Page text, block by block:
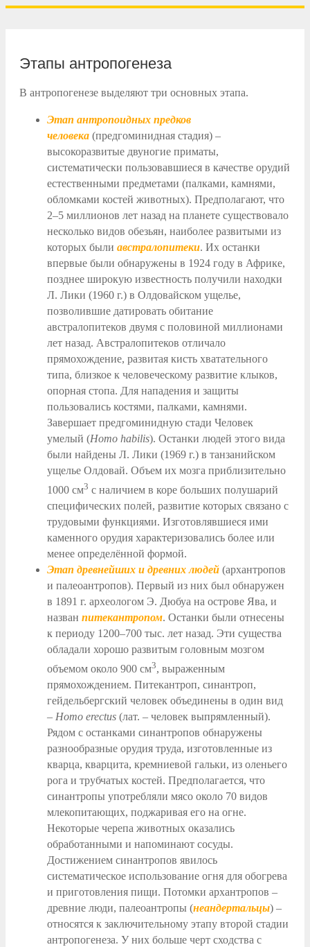
Этапы антропогенеза
В антропогенезе выделяют три основных этапа.
Этап антропоидных предков
человека (предгоминидная стадия) –
высокоразвитые двуногие приматы,
систематически пользовавшиеся в качестве орудий
естественными предметами (палками, камнями,
обломками костей животных). Предполагают, что
2–5 миллионов лет назад на планете существовало
несколько видов обезьян, наиболее развитыми из
которых были австралопитеки. Их останки
впервые были обнаружены в 1924 году в Африке,
позднее широкую известность получили находки
Л. Лики (1960 г.) в Олдовайском ущелье,
позволившие датировать обитание
австралопитеков двумя с половиной миллионами
лет назад. Австралопитеков отличало
прямохождение, развитая кисть хватательного
типа, близкое к человеческому развитие клыков,
опорная стопа. Для нападения и защиты
пользовались костями, палками, камнями.
Завершает предгоминидную стади Человек
умелый (Homo habilis). Останки людей этого вида
были найдены Л. Лики (1969 г.) в танзанийском
ущелье Олдовай. Объем их мозга приблизительно
1000 см3 с наличием в коре больших полушарий
специфических полей, развитие которых связано с
трудовыми функциями. Изготовлявшиеся ими
каменного орудия характеризовались более или
менее определённой формой.
Этап древнейших и древних людей (архантропов
и палеоантропов). Первый из них был обнаружен
в 1891 г. археологом Э. Дюбуа на острове Ява, и
назван питекантропом. Останки были отнесены
к периоду 1200–700 тыс. лет назад. Эти существа
обладали хорошо развитым головным мозгом
объемом около 900 см3, выраженным
прямохождением. Питекантроп, синантроп,
гейдельбергский человек объединены в один вид
– Homo erectus (лат. – человек выпрямленный).
Рядом с останками синантропов обнаружены
разнообразные орудия труда, изготовленные из
кварца, кварцита, кремниевой гальки, из оленьего
рога и трубчатых костей. Предполагается, что
синантропы употребляли мясо около 70 видов
млекопитающих, поджаривая его на огне.
Некоторые черепа животных оказались
обработанными и напоминают сосуды.
Достижением синантропов явилось
систематическое использование огня для обогрева
и приготовления пищи. Потомки архантропов –
древние люди, палеоантропы (неандертальцы) –
относятся к заключительному этапу второй стадии
антропогенеза. У них больше черт сходства с